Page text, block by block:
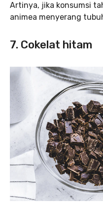
Artinya, jika konsumsi
animea menyerang
7. Cokelat hitam